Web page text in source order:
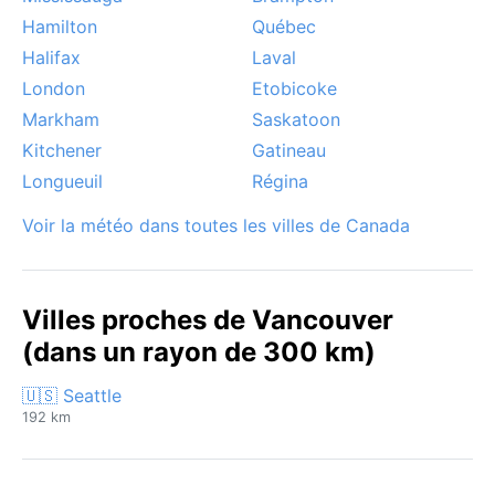
reflets sur l’eau et les montagnes. Vancouver reste
découverte toute l’année.
Hamilton
Québec
Halifax
Laval
London
Etobicoke
Markham
Saskatoon
Kitchener
Gatineau
Longueuil
Régina
Voir la météo dans toutes les villes de Canada
Villes proches de Vancouver
(dans un rayon de 300 km)
🇺🇸 Seattle
192 km